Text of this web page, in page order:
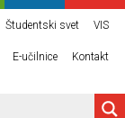
Študentski svet VIS
E-učilnice Kontakt